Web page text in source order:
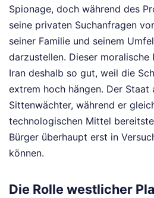
Spionage, doch während des
seine privaten Suchanfragen
seiner Familie und seinem
darzustellen. Dieser
Iran deshalb so gut, weil die
extrem hoch hängen. Der
Sittenwächter, während er
technologischen Mittel
Bürger überhaupt erst in
können.
Die Rolle westlicher